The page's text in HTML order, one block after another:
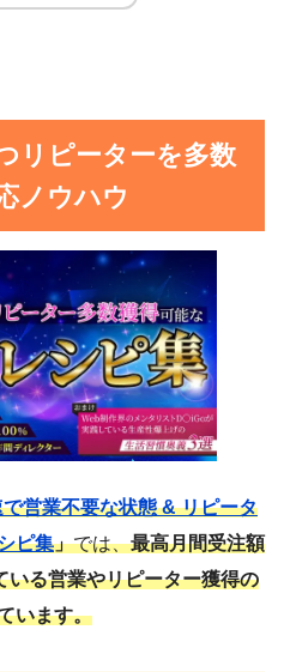
リピーターを多数
ノウハウ
営業不要な状態 & リピータ
ピ集」では、最高月間受注額
いる営業やリピーター獲得の
います。